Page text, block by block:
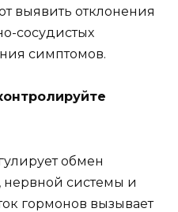
выявить отклонения
сосудистых
симптомов.
обмен
нервной системы и
гормонов вызывает